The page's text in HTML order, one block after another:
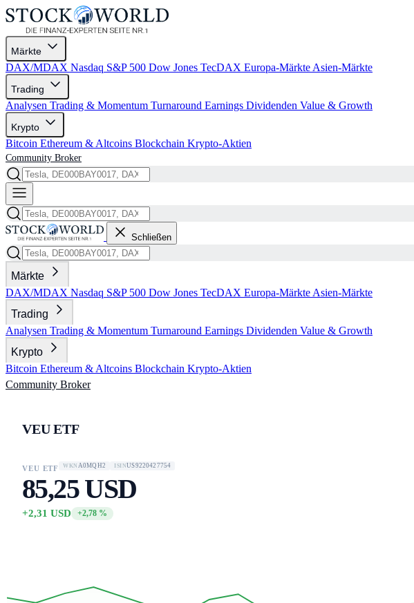
Märkte
DAX/MDAX Nasdaq S&P 500 Dow Jones TecDAX Europa-Märkte Asien-Märkte
Trading
Analysen Trading & Momentum Turnaround Earnings Dividenden Value & Growth
Krypto
Bitcoin Ethereum & Altcoins Blockchain Krypto-Aktien
Community Broker
Schließen
Märkte
DAX/MDAX Nasdaq S&P 500 Dow Jones TecDAX Europa-Märkte Asien-Märkte
Trading
Analysen Trading & Momentum Turnaround Earnings Dividenden Value & Growth
Krypto
Bitcoin Ethereum & Altcoins Blockchain Krypto-Aktien
Community Broker
VEU ETF
VEU ETF WKN A0MQH2 ISINUS9220427754
85,25 USD
+2,31 USD +2,78 %